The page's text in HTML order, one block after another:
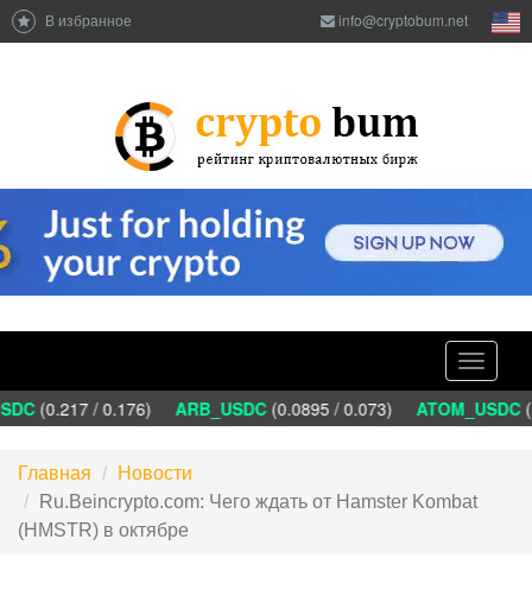
В избранное info@cryptobum.net
Toggle
(0.217 / 0.176) ARB_USDC(0.0895 / 0.073) ATOM_USDC
Главная
Новости
Ru.Beincrypto.com: Чего ждать от Hamster Kombat
(HMSTR) в октябре